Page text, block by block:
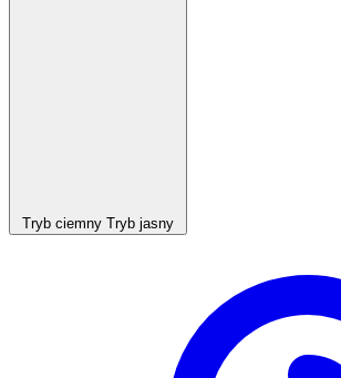
Tryb ciemny Tryb jasny